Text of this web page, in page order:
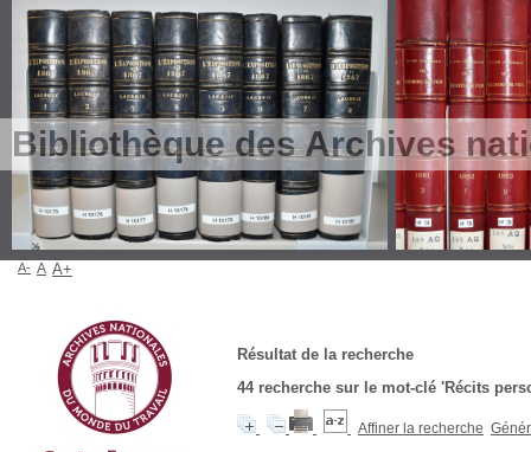
Bibliothèque des Archives
Résultat de la recherche
44recherche sur le mot-clé 'Récits
Affiner la recherche
A- A A+